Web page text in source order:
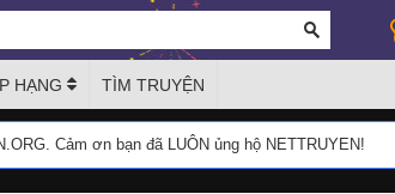
HẠNG TÌM TRUYỆN
Cảm ơn bạn đã LUÔN ủng hộ NETTRUYEN!